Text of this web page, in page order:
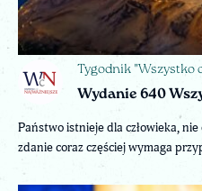
Tygodnik "Wszystko
Wydanie 640
Państwo istnieje dla człowieka,
zdanie coraz częściej wymaga